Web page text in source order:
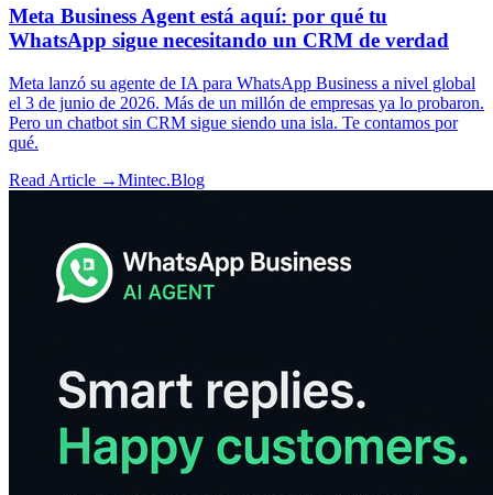
Meta Business Agent está aquí: por qué tu
WhatsApp sigue necesitando un CRM de verdad
Meta lanzó su agente de IA para WhatsApp Business a nivel global
el 3 de junio de 2026. Más de un millón de empresas ya lo probaron.
Pero un chatbot sin CRM sigue siendo una isla. Te contamos por
qué.
Read Article →Mintec.Blog